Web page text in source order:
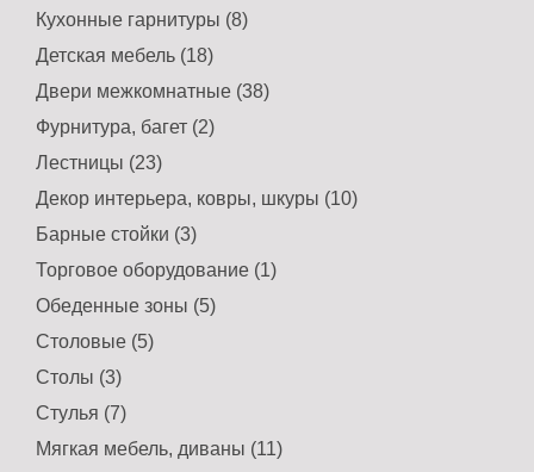
Кухонные гарнитуры (8)
Детская мебель (18)
Двери межкомнатные (38)
Фурнитура, багет (2)
Лестницы (23)
Декор интерьера, ковры, шкуры (10)
Барные стойки (3)
Торговое оборудование (1)
Обеденные зоны (5)
Столовые (5)
Столы (3)
Стулья (7)
Мягкая мебель, диваны (11)